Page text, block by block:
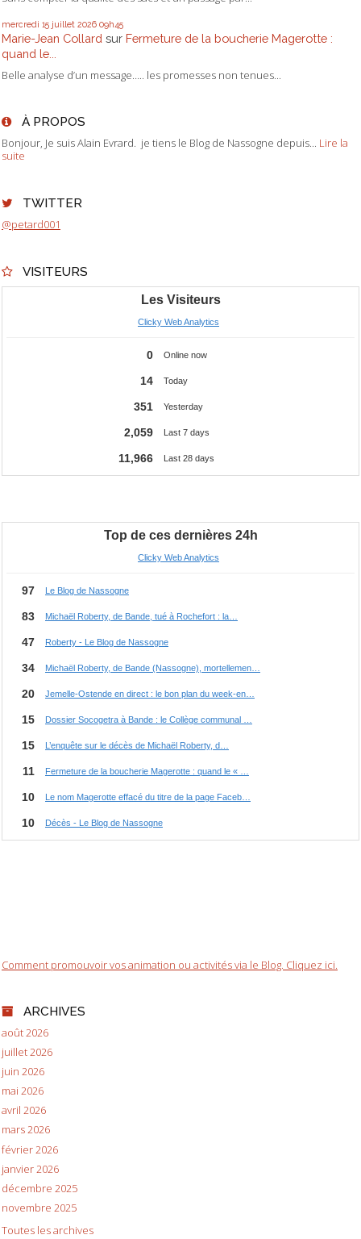
mercredi 15 juillet 2026 09h45
Marie-Jean Collard sur Fermeture de la boucherie Magerotte :
quand le...
Belle analyse d’un message….. les promesses non tenues...
À PROPOS
Bonjour, Je suis Alain Evrard. je tiens le Blog de Nassogne depuis... Lire la
suite
TWITTER
@petard001
VISITEURS
Comment promouvoir vos animation ou activités via le Blog. Cliquez ici.
ARCHIVES
août 2026
juillet 2026
juin 2026
mai 2026
avril 2026
mars 2026
février 2026
janvier 2026
décembre 2025
novembre 2025
Toutes les archives